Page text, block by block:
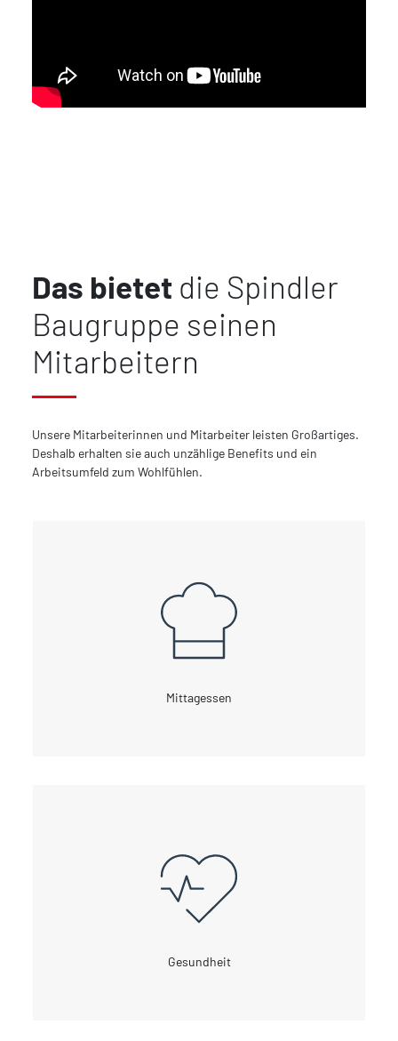
Das bietetdie Spindler
Baugruppe seinen
Mitarbeitern
Unsere Mitarbeiterinnen und Mitarbeiter leisten Großartiges.
Deshalb erhalten sie auch unzählige Benefits und ein
Arbeitsumfeld zum Wohlfühlen.
Mittagessen
Gesundheit